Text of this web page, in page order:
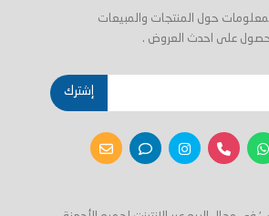
حول المنتجات والمبيعات
على احدث العروض .
إشترك